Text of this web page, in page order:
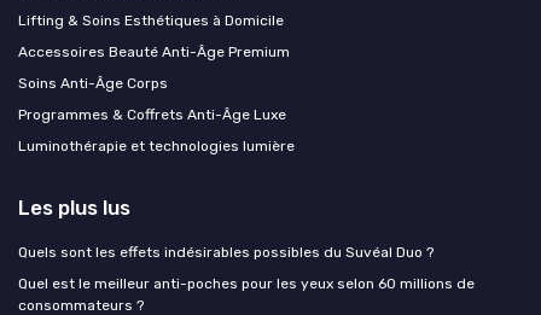
Lifting & Soins Esthétiques à Domicile
Accessoires Beauté Anti-Âge Premium
Soins Anti-Âge Corps
Programmes & Coffrets Anti-Âge Luxe
Luminothérapie et technologies lumière
Les plus lus
Quels sont les effets indésirables possibles du Suvéal Duo ?
Quel est le meilleur anti-poches pour les yeux selon 60 millions de
consommateurs ?